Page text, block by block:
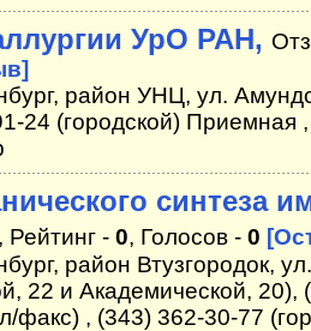
УрО РАН,
район УНЦ, ул.
24 (городской) Приемная
синтеза
, Рейтинг - 0, Голосов - 0
район Втузгородок,
22 и Академической, 20),
факс) , (343) 362-30-77